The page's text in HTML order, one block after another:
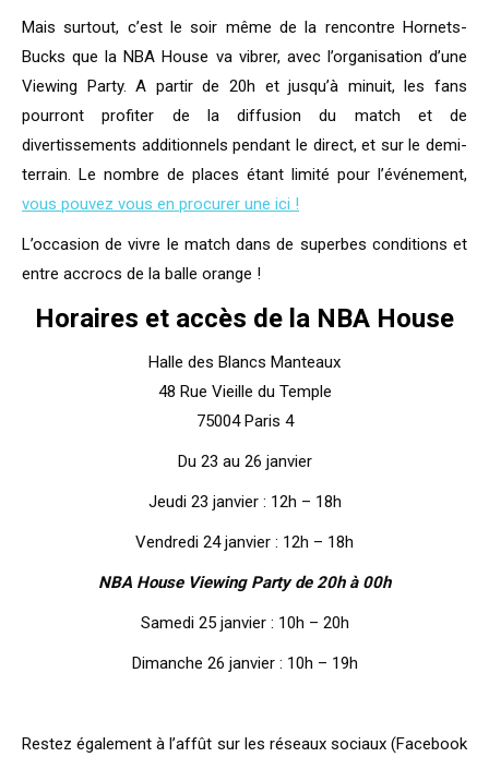
Mais surtout, c’est le soir même de la rencontre Hornets-
Bucks que la NBA House va vibrer, avec l’organisation d’une
Viewing Party. A partir de 20h et jusqu’à minuit, les fans
pourront profiter de la diffusion du match et de
divertissements additionnels pendant le direct, et sur le demi-
terrain. Le nombre de places étant limité pour l’événement,
vous pouvez vous en procurer une ici !
L’occasion de vivre le match dans de superbes conditions et
entre accrocs de la balle orange !
Horaires et accès de la NBA House
Halle des Blancs Manteaux
48 Rue Vieille du Temple
75004 Paris 4
Du 23 au 26 janvier
Jeudi 23 janvier : 12h – 18h
Vendredi 24 janvier : 12h – 18h
NBA House Viewing Party de 20h à 00h
Samedi 25 janvier : 10h – 20h
Dimanche 26 janvier : 10h – 19h
Restez également à l’affût sur les réseaux sociaux (Facebook